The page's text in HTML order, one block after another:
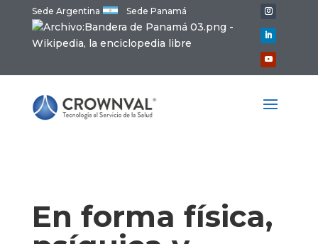
Sede Argentina Sede Panamá
En forma física,